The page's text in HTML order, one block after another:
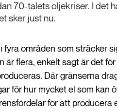
70-talets oljekriser. I det
sker just nu.
områden som sträcker
är flera, enkelt sagt är det
Där gränserna
för hur mycket el som kan
för att producera